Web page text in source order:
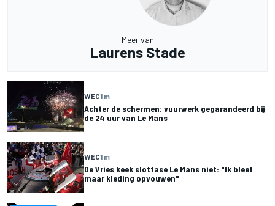
Meer van
Laurens Stade
WEC1 m
Achter de schermen: vuurwerk gegarandeerd bij
de 24 uur van Le Mans
WEC1 m
De Vries keek slotfase Le Mans niet: "Ik bleef
maar kleding opvouwen"